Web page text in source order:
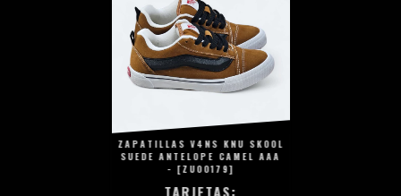
ZAPATILLAS V4NS KNU SKOOL
SUEDE ANTELOPE CAMEL AAA
- [ZU00179]